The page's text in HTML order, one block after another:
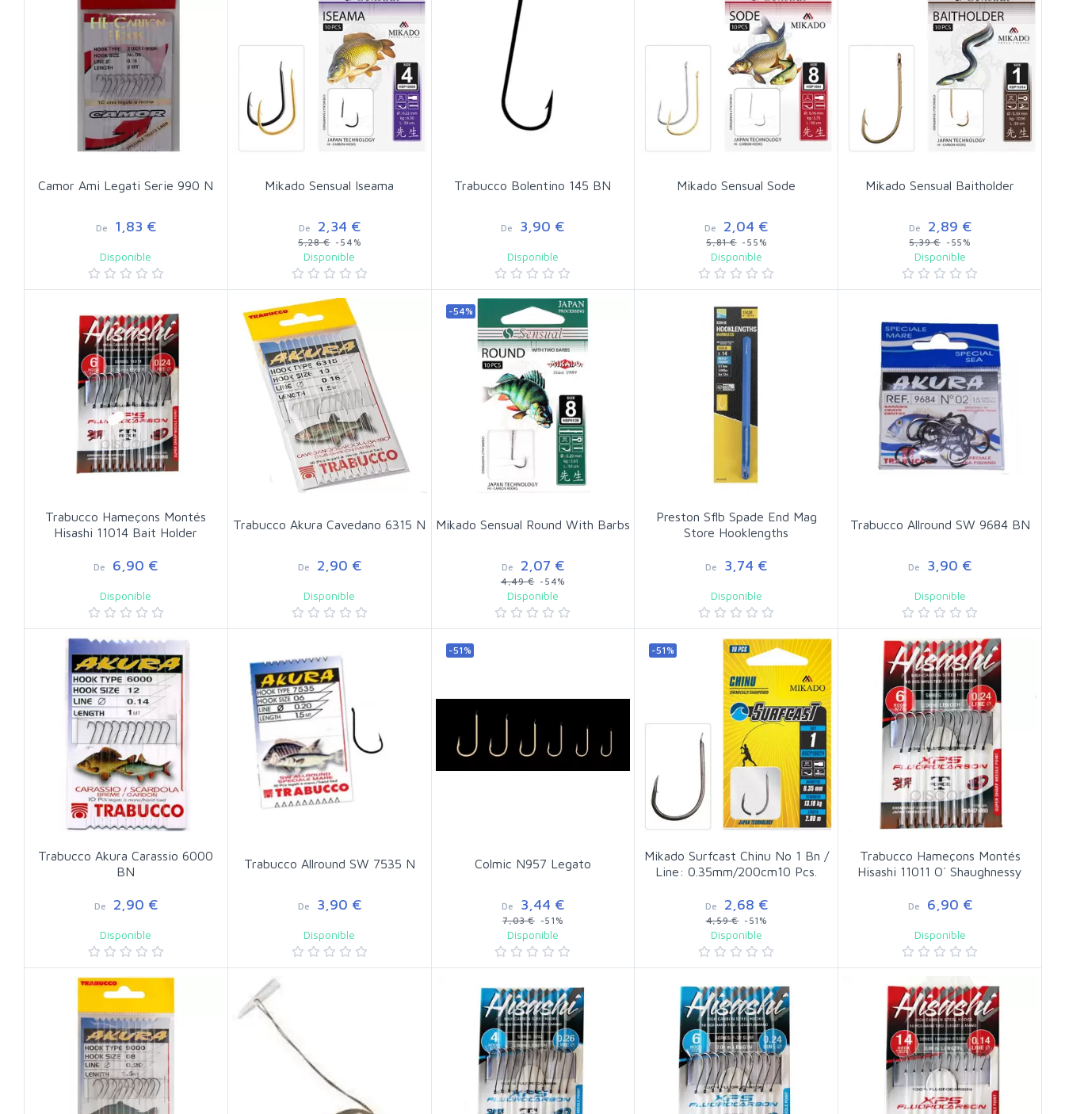
Camor Ami Legati Serie 990 N
De 1,83 €
Disponible
Mikado Sensual Iseama
De 2,34 €
5,28 €-54%
Disponible
Trabucco Bolentino 145 BN
De 3,90 €
Disponible
Mikado Sensual Sode
De 2,04 €
5,81 €-55%
Disponible
Mikado Sensual Baitholder
De 2,89 €
5,39 €-55%
Disponible
Trabucco Hameçons Montés
Hisashi 11014 Bait Holder
De 6,90 €
Disponible
Trabucco Akura Cavedano 6315 N
De 2,90 €
Disponible
-54%
Mikado Sensual Round With Barbs
De 2,07 €
4,49 €-54%
Disponible
Preston Sflb Spade End Mag
Store Hooklengths
De 3,74 €
Disponible
Trabucco Allround SW 9684 BN
De 3,90 €
Disponible
Trabucco Akura Carassio 6000
BN
De 2,90 €
Disponible
Trabucco Allround SW 7535 N
De 3,90 €
Disponible
-51%
Colmic N957 Legato
De 3,44 €
7,03 €-51%
Disponible
-51%
Mikado Surfcast Chinu No 1 Bn /
Line: 0.35mm/200cm10 Pcs.
De 2,68 €
4,59 €-51%
Disponible
Trabucco Hameçons Montés
Hisashi 11011 O´ Shaughnessy
De 6,90 €
Disponible